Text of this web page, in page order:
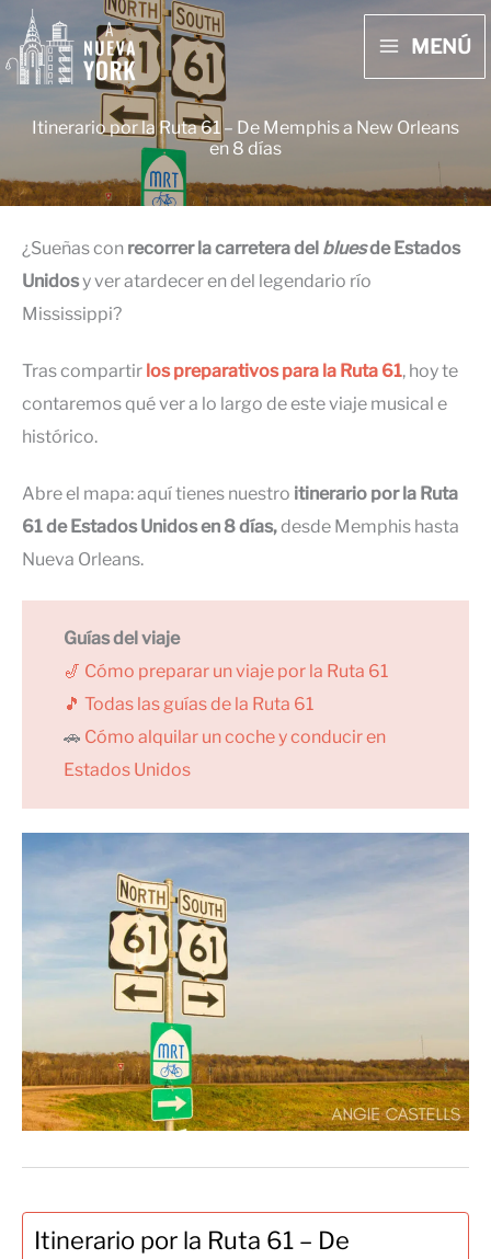
contenido
MENU
MENÚ
Itinerario por la Ruta 61 – De Memphis a New Orleans
en 8 días
¿Sueñas con recorrer la carretera del bluesde Estados
Unidosy ver atardecer en del legendario río
Mississippi?
Tras compartir los preparativos para la Ruta 61, hoy te
contaremos qué ver a lo largo de este viaje musical e
histórico.
Abre el mapa: aquí tienes nuestro itinerario por la Ruta
61 de Estados Unidos en 8 días,desde Memphis hasta
Nueva Orleans.
Guías del viaje
🎷 Cómo preparar un viaje por la Ruta 61
🎵 Todas las guías de la Ruta 61
🚗 Cómo alquilar un coche y conducir en
Estados Unidos
Itinerario por la Ruta 61 – De